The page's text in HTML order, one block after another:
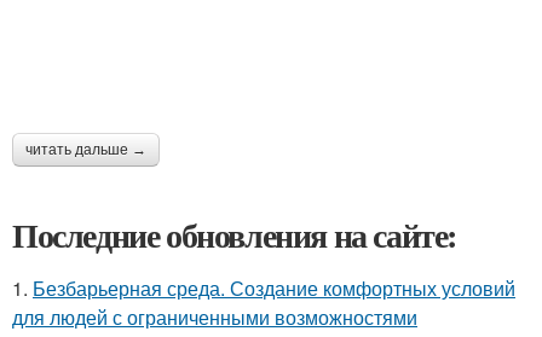
читать дальше →
Последние обновления на сайте:
1. Безбарьерная среда. Создание комфортных условий
для людей с ограниченными возможностями